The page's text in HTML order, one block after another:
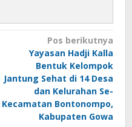
Pos berikutnya
Yayasan Hadji Kalla
Bentuk Kelompok
Jantung Sehat di 14 Desa
dan Kelurahan Se-
Kecamatan Bontonompo,
Kabupaten Gowa